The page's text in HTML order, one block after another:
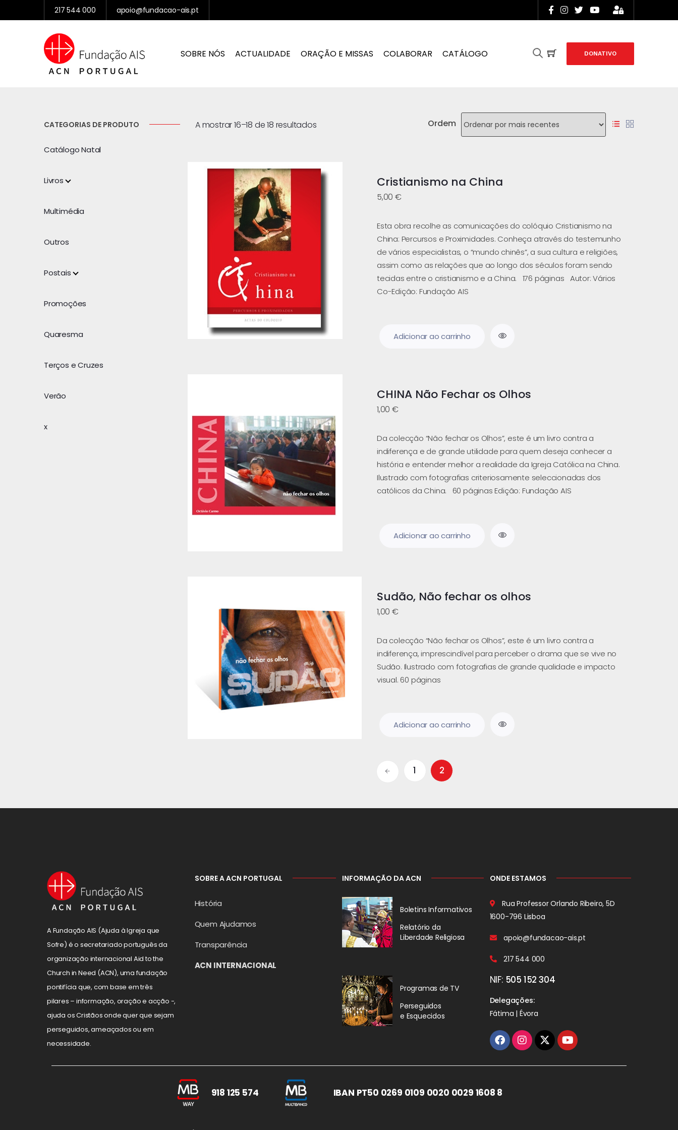
217 544 000 apoio@fundacao-ais.pt
SOBRE NÓS ACTUALIDADE ORAÇÃO E MISSAS COLABORAR CATÁLOGO DONATIVO
A mostrar 16–18 de 18 resultados Ordem
Cristianismo na China
5,00 €
Esta obra recolhe as comunicações do colóquio Cristianismo na
China: Percursos e Proximidades. Conheça através do testemunho
de vários especialistas, o “mundo chinês”, a sua cultura e religiões,
assim como as relações que ao longo dos séculos foram sendo
tecidas entre o cristianismo e a China. 176 páginas Autor: Vários
Co-Edição: Fundação AIS
Adicionar ao carrinho
CHINA Não Fechar os Olhos
1,00 €
Da colecção “Não fechar os Olhos”, este é um livro contra a
indiferença e de grande utilidade para quem deseja conhecer a
história e entender melhor a realidade da Igreja Católica na China.
Ilustrado com fotografias criteriosamente seleccionadas dos
católicos da China. 60 páginas Edição: Fundação AIS
Adicionar ao carrinho
Sudão, Não fechar os olhos
1,00 €
Da colecção “Não fechar os Olhos”, este é um livro contra a
indiferença, imprescindível para perceber o drama que se vive no
Sudão. Ilustrado com fotografias de grande qualidade e impacto
visual. 60 páginas
Adicionar ao carrinho
1 2
CATEGORIAS DE PRODUTO
Catálogo Natal
Livros
Multimédia
Outros
Postais
Promoções
Quaresma
Terços e Cruzes
Verão
x
A Fundação AIS (Ajuda à Igreja que
Sofre) é o secretariado português da
organização internacional Aid to the
Church in Need (ACN), uma fundação
pontifícia que, com base em três
pilares – informação, oração e acção -,
ajuda os Cristãos onde quer que sejam
perseguidos, ameaçados ou em
necessidade.
SOBRE A ACN PORTUGAL
História
Quem Ajudamos
Transparência
ACN INTERNACIONAL
INFORMAÇÃO DA ACN
Boletins Informativos
Relatório da
Liberdade Religiosa
Programas de TV
Perseguidos
e Esquecidos
ONDE ESTAMOS
Rua Professor Orlando Ribeiro, 5D
1600-796 Lisboa
apoio@fundacao-ais.pt
217 544 000
NIF: 505 152 304
Delegações:
Fátima | Évora
918 125 574 IBAN PT50 0269 0109 0020 0029 1608 8